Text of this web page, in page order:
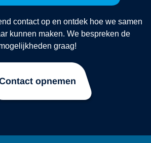
contact op en ontdek hoe we samen
kunnen maken. We bespreken de
graag!
opnemen